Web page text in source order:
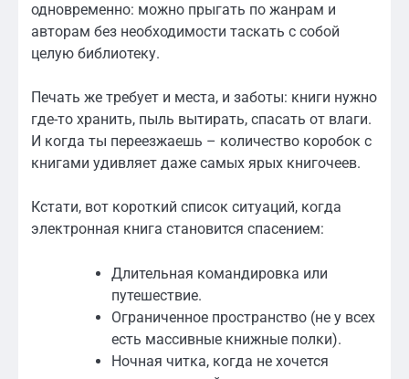
одновременно: можно прыгать по жанрам и
авторам без необходимости таскать с собой
целую библиотеку.
Печать же требует и места, и заботы: книги нужно
где-то хранить, пыль вытирать, спасать от влаги.
И когда ты переезжаешь – количество коробок с
книгами удивляет даже самых ярых книгочеев.
Кстати, вот короткий список ситуаций, когда
электронная книга становится спасением:
Длительная командировка или
путешествие.
Ограниченное пространство (не у всех
есть массивные книжные полки).
Ночная читка, когда не хочется